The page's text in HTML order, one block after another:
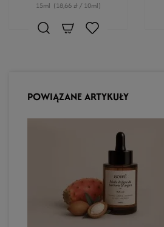
15ml (18,66 zł / 10ml)
POWIĄZANE ARTYKUŁY